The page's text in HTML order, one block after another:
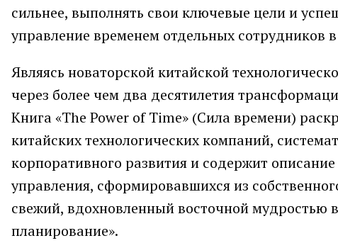
сильнее, выполнять свои ключевые цели и
управление временем отдельных сотрудников
Являясь новаторской китайской
через более чем два десятилетия
Книга «The Power of Time» (Сила времени)
китайских технологических компаний,
корпоративного развития и содержит
управления, сформировавшихся из
свежий, вдохновленный восточной мудростью
планирование».